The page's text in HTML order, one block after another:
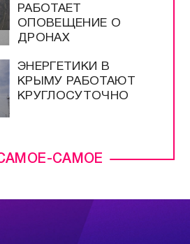
САМОЕ
РАБОТАЕТ
ОПОВЕЩЕНИЕ О
ДРОНАХ
ЭНЕРГЕТИКИ В
КРЫМУ РАБОТАЮТ
КРУГЛОСУТОЧНО